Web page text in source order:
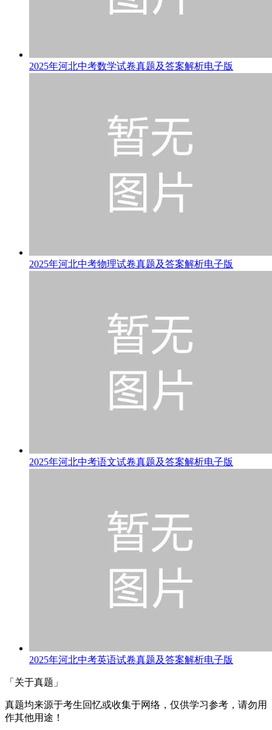
2025年河北中考数学试卷真题及答案解析电子版
2025年河北中考物理试卷真题及答案解析电子版
2025年河北中考语文试卷真题及答案解析电子版
2025年河北中考英语试卷真题及答案解析电子版
「关于真题」
真题均来源于考生回忆或收集于网络，仅供学习参考，请勿用
作其他用途！